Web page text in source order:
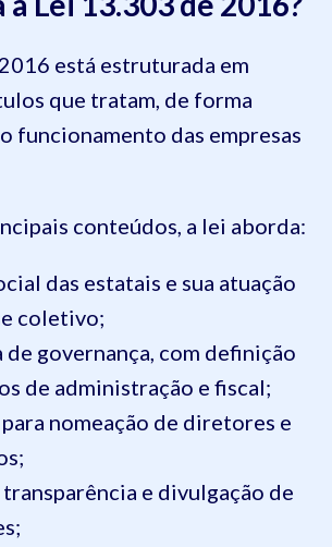
está estruturada em
que tratam, de forma
funcionamento das empresas
conteúdos, a lei aborda:
das estatais e sua atuação
coletivo;
governança, com definição
de administração e fiscal;
nomeação de diretores e
e divulgação de